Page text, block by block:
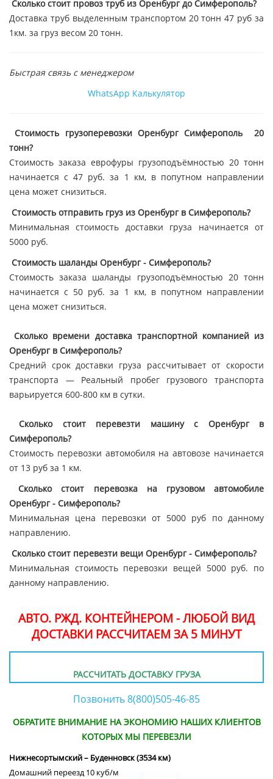
Сколько стоит провоз труб из Оренбург до Симферополь?
Доставка труб выделенным транспортом 20 тонн 47 руб за
1км. за груз весом 20 тонн.
Быстрая связь с менеджером
WhatsApp Калькулятор
Стоимость грузоперевозки Оренбург Симферополь 20
тонн?
Стоимость заказа еврофуры грузоподъёмностью 20 тонн
начинается с 47 руб. за 1 км, в попутном направлении
цена может снизиться.
Стоимость отправить груз из Оренбург в Симферополь?
Минимальная стоимость доставки груза начинается от
5000 руб.
Стоимость шаланды Оренбург - Симферополь?
Стоимость заказа шаланды грузоподъёмностью 20 тонн
начинается с 50 руб. за 1 км, в попутном направлении
цена может снизиться.
Сколько времени доставка транспортной компанией из
Оренбург в Симферополь?
Средний срок доставки груза рассчитывает от скорости
транспорта — Реальный пробег грузового транспорта
варьируется 600-800 км в сутки.
Сколько стоит перевезти машину с Оренбург в
Симферополь?
Стоимость перевозки автомобиля на автовозе начинается
от 13 руб за 1 км.
Сколько стоит перевозка на грузовом автомобиле
Оренбург - Симферополь?
Минимальная цена перевозки от 5000 руб по данному
направлению.
Сколько стоит перевезти вещи Оренбург - Симферополь?
Минимальная стоимость перевозки вещей 5000 руб. по
данному направлению.
АВТО. РЖД. КОНТЕЙНЕРОМ - ЛЮБОЙ ВИД
ДОСТАВКИ РАССЧИТАЕМ ЗА 5 МИНУТ
РАССЧИТАТЬ ДОСТАВКУ ГРУЗА
Позвонить 8(800)505-46-85
ОБРАТИТЕ ВНИМАНИЕ НА ЭКОНОМИЮ НАШИХ КЛИЕНТОВ
КОТОРЫХ МЫ ПЕРЕВЕЗЛИ
Нижнесортымский – Буденновск (3534 км)
Домашний переезд 10 куб/м